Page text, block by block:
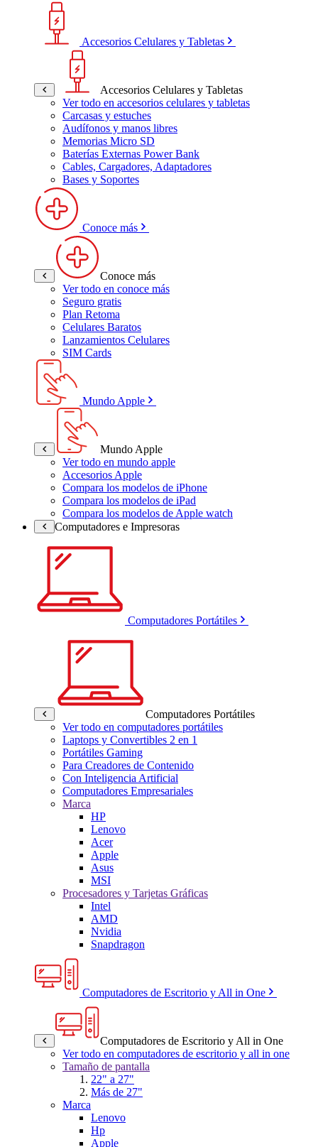
Accesorios Celulares y Tabletas
Accesorios Celulares y Tabletas
Ver todo en accesorios celulares y tabletas
Carcasas y estuches
Audífonos y manos libres
Memorias Micro SD
Baterías Externas Power Bank
Cables, Cargadores, Adaptadores
Bases y Soportes
Conoce más
Conoce más
Ver todo en conoce más
Seguro gratis
Plan Retoma
Celulares Baratos
Lanzamientos Celulares
SIM Cards
Mundo Apple
Mundo Apple
Ver todo en mundo apple
Accesorios Apple
Compara los modelos de iPhone
Compara los modelos de iPad
Compara los modelos de Apple watch
Computadores e Impresoras
Computadores Portátiles
Computadores Portátiles
Ver todo en computadores portátiles
Laptops y Convertibles 2 en 1
Portátiles Gaming
Para Creadores de Contenido
Con Inteligencia Artificial
Computadores Empresariales
Marca
HP
Lenovo
Acer
Apple
Asus
MSI
Procesadores y Tarjetas Gráficas
Intel
AMD
Nvidia
Snapdragon
Computadores de Escritorio y All in One
Computadores de Escritorio y All in One
Ver todo en computadores de escritorio y all in one
Tamaño de pantalla
22" a 27"
Más de 27"
Marca
Lenovo
Hp
Apple